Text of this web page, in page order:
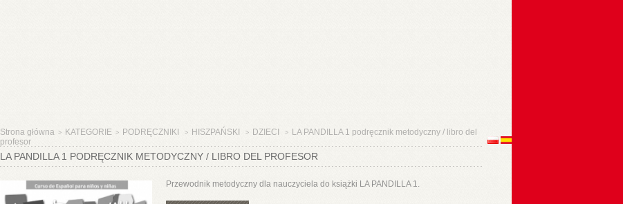
Strona główna > KATEGORIE > PODRĘCZNIKI > HISZPAŃSKI > DZIECI >
LA PANDILLA 1 podręcznik metodyczny / libro del
profesor
LA PANDILLA 1 PODRĘCZNIK METODYCZNY / LIBRO DEL PROFESOR
Przewodnik metodyczny dla nauczyciela do książki LA PANDILLA 1.